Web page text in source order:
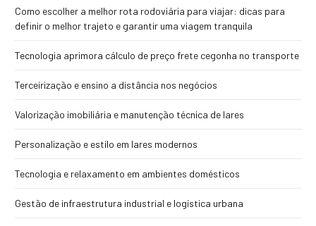
Como escolher a melhor rota rodoviária para viajar: dicas para
definir o melhor trajeto e garantir uma viagem tranquila
Tecnologia aprimora cálculo de preço frete cegonha no transporte
Terceirização e ensino a distância nos negócios
Valorização imobiliária e manutenção técnica de lares
Personalização e estilo em lares modernos
Tecnologia e relaxamento em ambientes domésticos
Gestão de infraestrutura industrial e logística urbana